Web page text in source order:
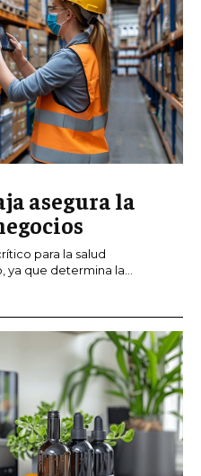
asegura la
para la salud
que determina la...